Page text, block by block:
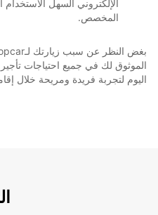
الإلكتروني السهل الاستخدام
المخصص.
الموثوق لك في جميع احتياجات
اليوم لتجربة فريدة ومريحة خلال